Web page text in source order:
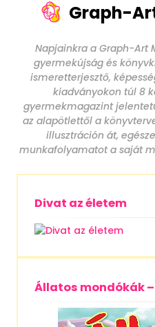
Graph-
Napjainkra a Graph-Art
gyermekújság és
ismeretterjesztő,
kiadványokon túl 8
gyermekmagazint
az alapötlettől a
illusztráción át,
munkafolyamatot a saját
Divat az életem
Állatos mondókák